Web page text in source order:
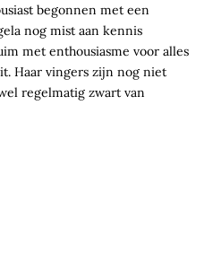
begonnen met een
nog mist aan kennis
met enthousiasme voor alles
Haar vingers zijn nog niet
regelmatig zwart van